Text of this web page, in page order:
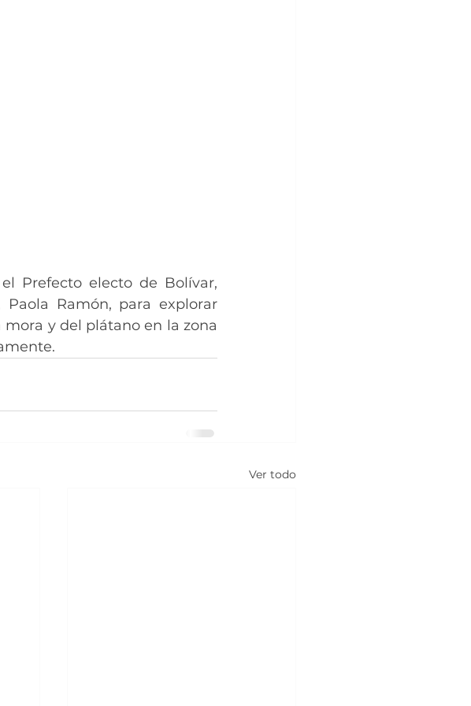
Prefecto electo de Bolívar,
Ramón, para explorar
y del plátano en la zona
Ver todo